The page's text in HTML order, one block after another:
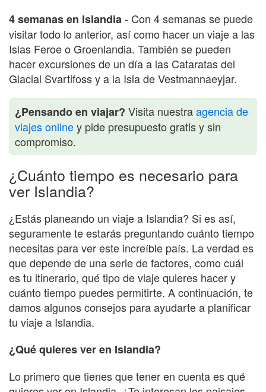
4 semanas en Islandia- Con 4 semanas se puede
visitar todo lo anterior, así como hacer un viaje a las
Islas Feroe o Groenlandia. También se pueden
hacer excursiones de un día a las Cataratas del
Glacial Svartifoss y a la Isla de Vestmannaeyjar.
¿Pensando en viajar? Visita nuestraagencia de
viajes onliney pide presupuesto gratis y sin
compromiso.
¿Cuánto tiempo es necesario para
ver Islandia?
¿Estás planeando un viaje a Islandia? Si es así,
seguramente te estarás preguntando cuánto tiempo
necesitas para ver este increíble país. La verdad es
que depende de una serie de factores, como cuál
es tu itinerario, qué tipo de viaje quieres hacer y
cuánto tiempo puedes permitirte. A continuación, te
damos algunos consejos para ayudarte a planificar
tu viaje a Islandia.
¿Qué quieres ver en Islandia?
Lo primero que tienes que tener en cuenta es qué